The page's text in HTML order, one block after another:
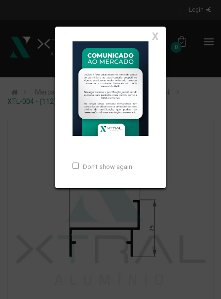
Login
0
X
Don't show again
Mercados de Atuação
Construção Civil
XTL-004 - (112) - PESO LINEAR: 0,214kg/m